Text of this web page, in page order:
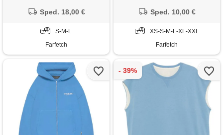
Sped. 18,00 €
S-M-L
Farfetch
Sped. 10,00 €
XS-S-M-L-XL-XXL
Farfetch